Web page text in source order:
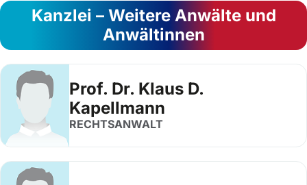
Kanzlei – Weitere Anwälte und
Anwältinnen
Prof. Dr. Klaus D.
Kapellmann
RECHTSANWALT